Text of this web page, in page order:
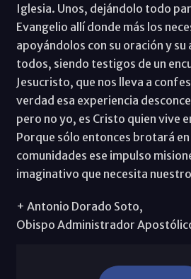
Iglesia. Unos, dejándolo todo
Evangelio allí donde más los
apoyándolos con su oración y su
todos, siendo testigos de un
Jesucristo, que nos lleva a
verdad esa experiencia
pero no yo, es Cristo quien vive
Porque sólo entonces brotará
comunidades ese impulso
imaginativo que necesita
+ Antonio Dorado Soto,
Obispo Administrador